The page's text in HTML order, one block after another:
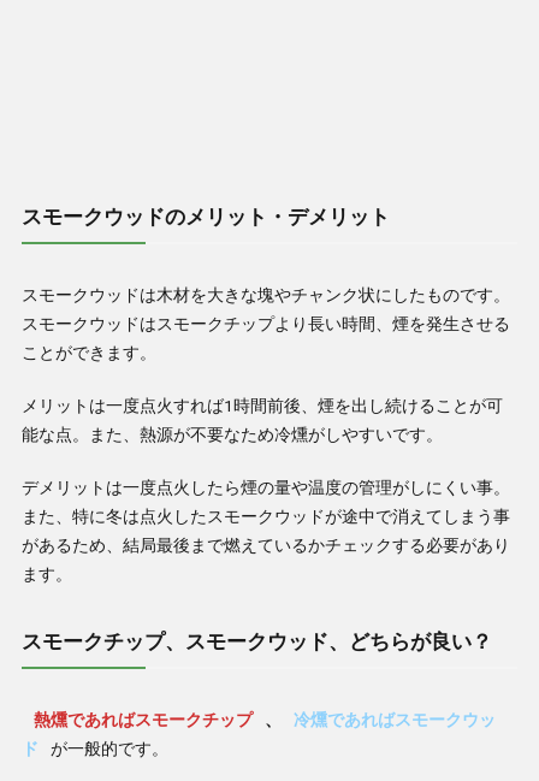
スモークウッドのメリット・デメリット
スモークウッドは木材を大きな塊やチャンク状にしたものです。
スモークウッドはスモークチップより長い時間、煙を発生させる
ことができます。
メリットは一度点火すれば1時間前後、煙を出し続けることが可
能な点。また、熱源が不要なため冷燻がしやすいです。
デメリットは一度点火したら煙の量や温度の管理がしにくい事。
また、特に冬は点火したスモークウッドが途中で消えてしまう事
があるため、結局最後まで燃えているかチェックする必要があり
ます。
スモークチップ、スモークウッド、どちらが良い？
熱燻であればスモークチップ 、
冷燻であればスモークウッ
ド
が一般的です。